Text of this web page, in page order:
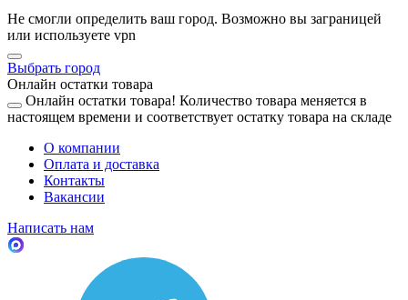
Не смогли определить ваш город. Возможно вы заграницей
или используете vpn
Выбрать город
Онлайн остатки товара
Онлайн остатки товара! Количество товара меняется в
настоящем времени и соответствует остатку товара на складе
О компании
Оплата и доставка
Контакты
Вакансии
Написать нам